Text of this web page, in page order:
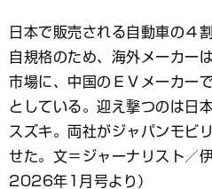
ブ
ッ
ク
マ
ク
日本で販売される自動車の４
自規格のため、海外メーカー
市場に、中国のＥＶメーカー
としている。迎え撃つのは日
スズキ。両社がジャパンモビ
せた。文＝ジャーナリスト／
2026年1月号より）